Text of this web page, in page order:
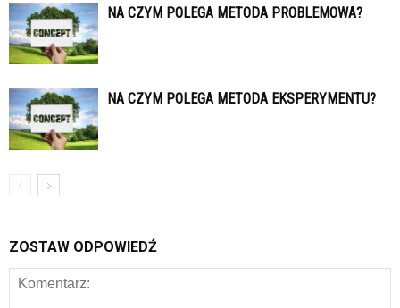
NA CZYM POLEGA METODA PROBLEMOWA?
NA CZYM POLEGA METODA EKSPERYMENTU?
ZOSTAW ODPOWIEDŹ